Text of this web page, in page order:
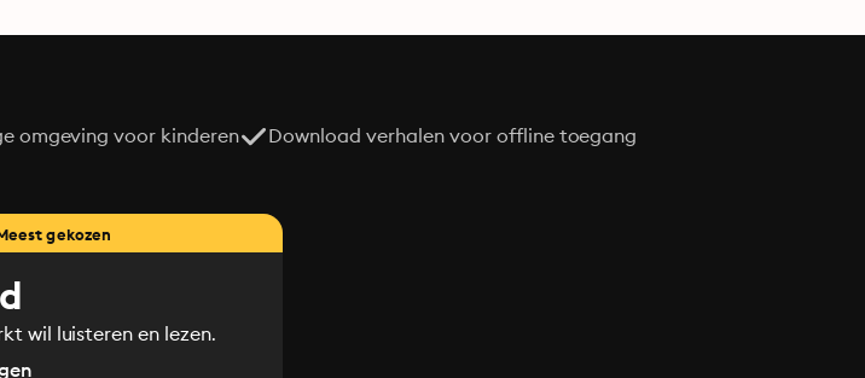
omgeving voor kinderen
Download verhalen voor offline toegang
gekozen
wil luisteren en lezen.